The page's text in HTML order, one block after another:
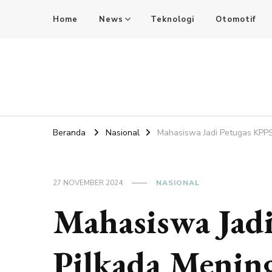
Home News Teknologi Otomotif
Beranda Nasional Mahasiswa Jadi Petugas
27 NOVEMBER 2024 NASIONAL
Mahasiswa
Pilkada